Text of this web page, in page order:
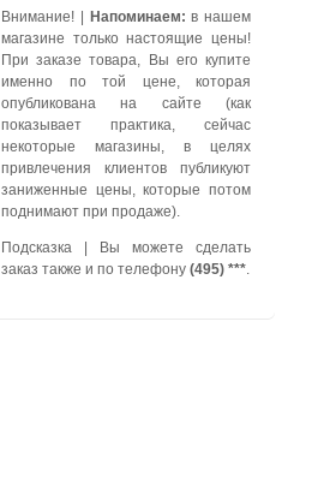
Внимание! Напоминаем: в нашем
магазине только настоящие цены!
При заказе товара, Вы его купите
именно по той цене, которая
опубликована на сайте (как
показывает практика, сейчас
некоторые магазины, в целях
привлечения клиентов публикуют
заниженные цены, которые потом
поднимают при продаже).
Подсказка | Вы можете сделать
заказ также и по телефону (495) ***.